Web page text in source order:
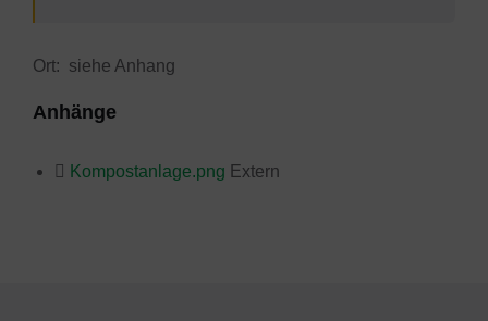
Ort: siehe Anhang
Anhänge
Kompostanlage.png Extern